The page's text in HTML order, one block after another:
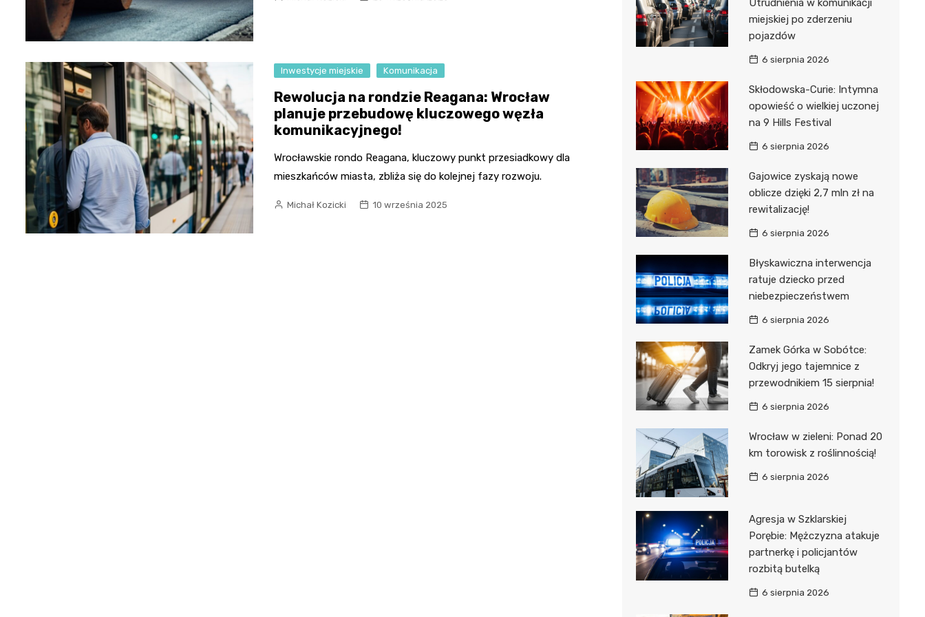
Inwestycje miejskie Komunikacja
Rewolucja na rondzie Reagana: Wrocław
planuje przebudowę kluczowego węzła
komunikacyjnego!
Wrocławskie rondo Reagana, kluczowy punkt przesiadkowy dla
mieszkańców miasta, zbliża się do kolejnej fazy rozwoju.
Michał Kozicki 10 września 2025
Utrudnienia w komunikacji
miejskiej po zderzeniu
pojazdów
6 sierpnia 2026
Skłodowska-Curie: Intymna
opowieść o wielkiej uczonej
na 9 Hills Festival
6 sierpnia 2026
Gajowice zyskają nowe
oblicze dzięki 2,7 mln zł na
rewitalizację!
6 sierpnia 2026
Błyskawiczna interwencja
ratuje dziecko przed
niebezpieczeństwem
6 sierpnia 2026
Zamek Górka w Sobótce:
Odkryj jego tajemnice z
przewodnikiem 15 sierpnia!
6 sierpnia 2026
Wrocław w zieleni: Ponad 20
km torowisk z roślinnością!
6 sierpnia 2026
Agresja w Szklarskiej
Porębie: Mężczyzna atakuje
partnerkę i policjantów
rozbitą butelką
6 sierpnia 2026